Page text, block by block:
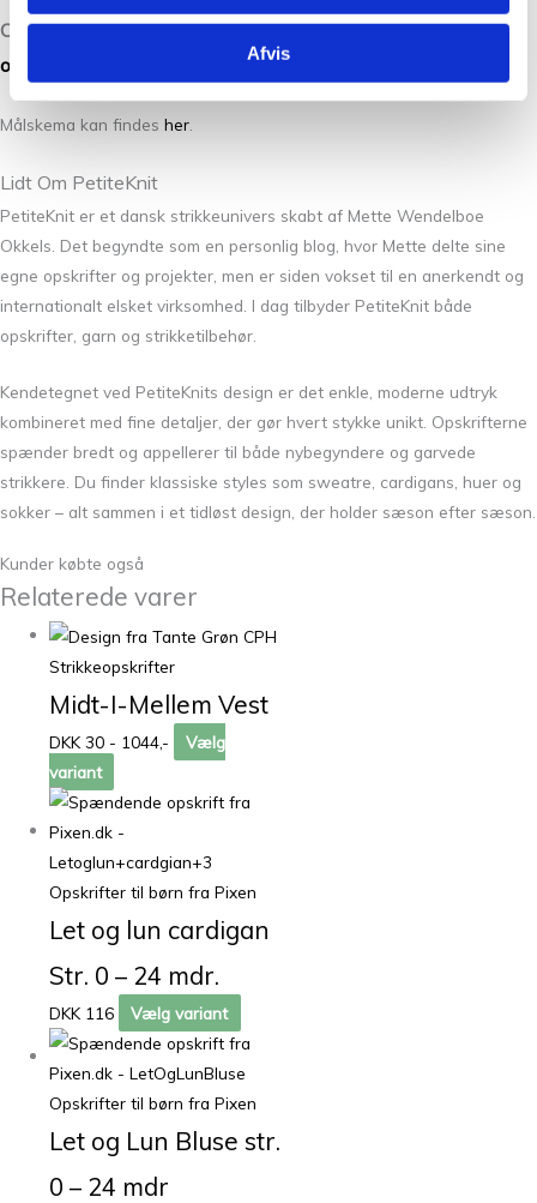
Afvis
Opskriften skal købes på Petiteknit´s hjemmeside.Link til
opskriften
Målskema kan findes her
Lidt Om PetiteKnit
PetiteKnit er et dansk strikkeunivers skabt af Mette Wendelboe
Okkels. Det begyndte som en personlig blog, hvor Mette delte sine
egne opskrifter og projekter, men er siden vokset til en anerkendt og
internationalt elsket virksomhed. I dag tilbyder PetiteKnit både
opskrifter, garn og strikketilbehør.
Kendetegnet ved PetiteKnits design er det enkle, moderne udtryk
kombineret med fine detaljer, der gør hvert stykke unikt. Opskrifterne
spænder bredt og appellerer til både nybegyndere og garvede
strikkere. Du finder klassiske styles som sweatre, cardigans, huer og
sokker – alt sammen i et tidløst design, der holder sæson efter sæson.
Kunder købte også
Relaterede varer
Strikkeopskrifter
Midt-I-Mellem Vest
DKK 30 - 1044,-
Vælg
variant
Opskrifter til børn fra Pixen
Let og lun cardigan
Str. 0 – 24 mdr.
DKK 116 Vælg variant
Opskrifter til børn fra Pixen
Let og Lun Bluse str.
0 – 24 mdr